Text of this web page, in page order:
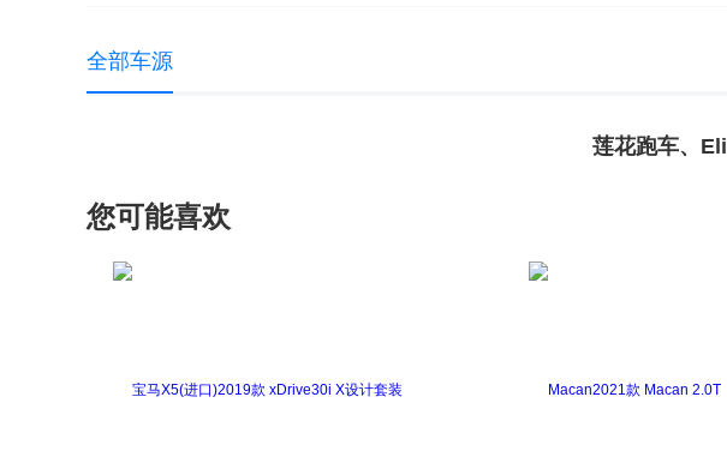
全部车源
莲花跑车、
您可能喜欢